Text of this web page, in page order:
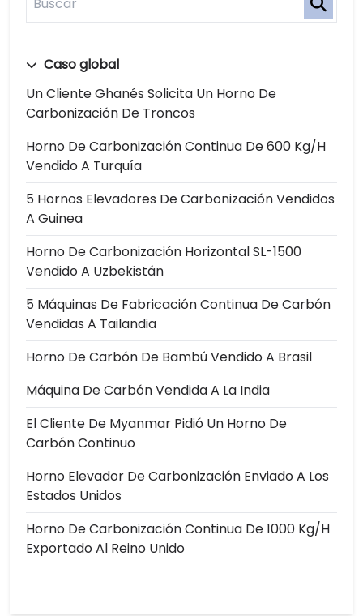
Caso global
Un Cliente Ghanés Solicita Un Horno De
Carbonización De Troncos
Horno De Carbonización Continua De 600 Kg/h
Vendido A Turquía
5 Hornos Elevadores De Carbonización Vendidos
A Guinea
Horno De Carbonización Horizontal SL-1500
Vendido A Uzbekistán
5 Máquinas De Fabricación Continua De Carbón
Vendidas A Tailandia
Horno De Carbón De Bambú Vendido A Brasil
Máquina De Carbón Vendida A La India
El Cliente De Myanmar Pidió Un Horno De
Carbón Continuo
Horno Elevador De Carbonización Enviado A Los
Estados Unidos
Horno De Carbonización Continua De 1000 Kg/h
Exportado Al Reino Unido